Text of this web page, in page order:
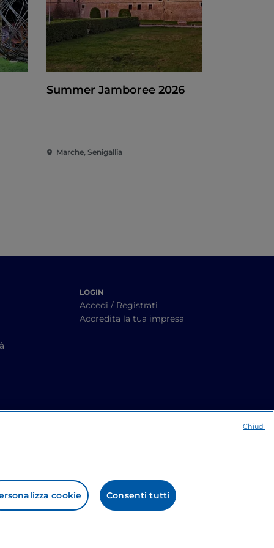
Summer Jamboree 2026
Marche, Senigallia
LOGIN
Accedi / Registrati
Accredita la tua impresa
cookie Consenti tutti
Chiudi